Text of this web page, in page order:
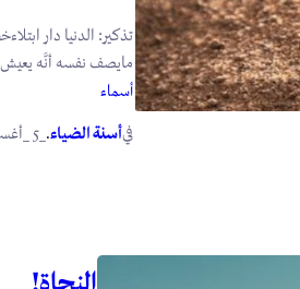
تذكير: الدنيا دار
مايصف نفسه أنَّه يعيش
أسماء
فيأسنة الضياء.
النجاة!